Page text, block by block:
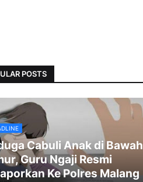
POSTS
Cabuli Anak di Bawah
Guru Ngaji Resmi
Ke Polres Malang